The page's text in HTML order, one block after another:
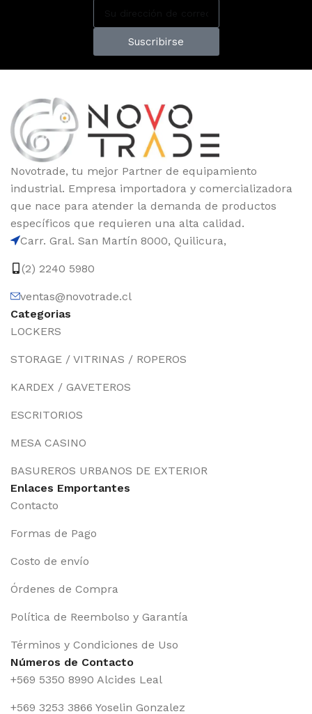
Suscribirse
Novotrade, tu mejor Partner de equipamiento
industrial. Empresa importadora y comercializadora
que nace para atender la demanda de productos
específicos que requieren una alta calidad.
Carr. Gral. San Martín 8000, Quilicura,
(2) 2240 5980
ventas@novotrade.cl
Categorias
LOCKERS
STORAGE / VITRINAS / ROPEROS
KARDEX / GAVETEROS
ESCRITORIOS
MESA CASINO
BASUREROS URBANOS DE EXTERIOR
Enlaces Emportantes
Contacto
Formas de Pago
Costo de envío
Órdenes de Compra
Política de Reembolso y Garantía
Términos y Condiciones de Uso
Números de Contacto
+569 5350 8990 Alcides Leal
+569 3253 3866 Yoselin Gonzalez